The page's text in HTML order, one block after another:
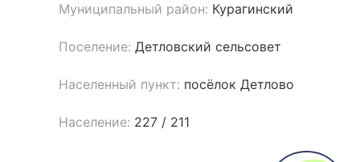
Муниципальный район: Курагинский
Поселение: Детловский сельсовет
Населенный пункт: посёлок Детлово
Население: 227 / 211